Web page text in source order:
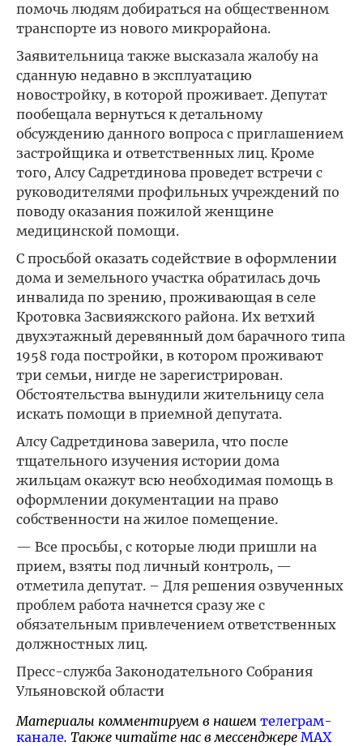
помочь людям добираться на общественном
транспорте из нового микрорайона.
Заявительница также высказала жалобу на
сданную недавно в эксплуатацию
новостройку, в которой проживает. Депутат
пообещала вернуться к детальному
обсуждению данного вопроса с приглашением
застройщика и ответственных лиц. Кроме
того, Алсу Садретдинова проведет встречи с
руководителями профильных учреждений по
поводу оказания пожилой женщине
медицинской помощи.
С просьбой оказать содействие в оформлении
дома и земельного участка обратилась дочь
инвалида по зрению, проживающая в селе
Кротовка Засвияжского района. Их ветхий
двухэтажный деревянный дом барачного типа
1958 года постройки, в котором проживают
три семьи, нигде не зарегистрирован.
Обстоятельства вынудили жительницу села
искать помощи в приемной депутата.
Алсу Садретдинова заверила, что после
тщательного изучения истории дома
жильцам окажут всю необходимая помощь в
оформлении документации на право
собственности на жилое помещение.
— Все просьбы, с которые люди пришли на
прием, взяты под личный контроль, —
отметила депутат. – Для решения озвученных
проблем работа начнется сразу же с
обязательным привлечением ответственных
должностных лиц.
Пресс-служба Законодательного Собрания
Ульяновской области
Материалы комментируем в нашем телеграм-
канале. Также читайте нас в мессенджере MAX